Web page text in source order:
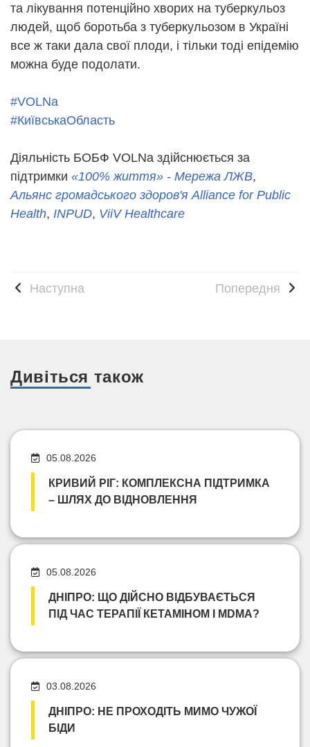
та лікування потенційно хворих на туберкульоз
людей, щоб боротьба з туберкульозом в Україні
все ж таки дала свої плоди, і тільки тоді епідемію
можна буде подолати.
#VOLNa
#КиївськаОбласть
Діяльність БОБФ VOLNa здійснюється за
підтримки «100% життя» - Мережа ЛЖВ,
Альянс громадського здоров'я Alliance for Public
Health, INPUD, ViiV Healthcare
Наступна Попередня
Дивіться також
05.08.2026
КРИВИЙ РІГ: КОМПЛЕКСНА ПІДТРИМКА
– ШЛЯХ ДО ВІДНОВЛЕННЯ
05.08.2026
ДНІПРО: ЩО ДІЙСНО ВІДБУВАЄТЬСЯ
ПІД ЧАС ТЕРАПІЇ КЕТАМІНОМ І MDMA?
03.08.2026
ДНІПРО: НЕ ПРОХОДІТЬ МИМО ЧУЖОЇ
БІДИ